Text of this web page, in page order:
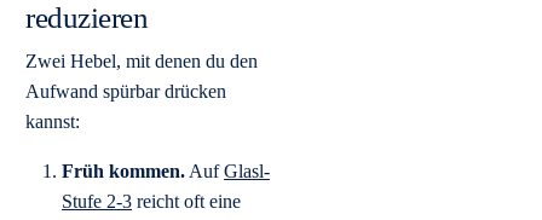
reduzieren
Zwei Hebel, mit denen du den
Aufwand spürbar drücken
kannst:
Früh kommen. AufGlasl-
Stufe 2-3 reicht oft eine